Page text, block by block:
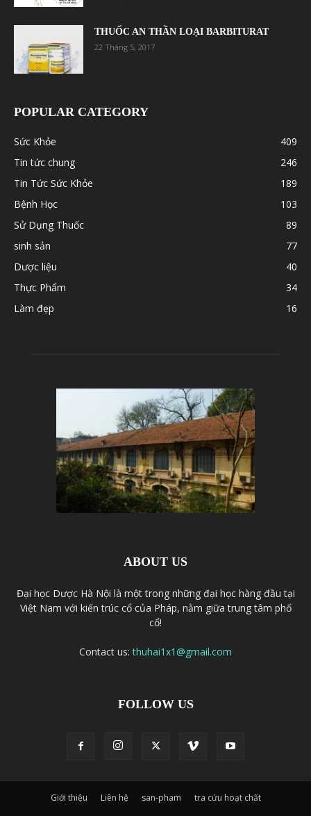
THUỐC AN THẦN LOẠI BARBITURAT
22 Tháng 5, 2017
POPULAR CATEGORY
Sức Khỏe
409
Tin tức chung
246
Tin Tức Sức Khỏe
189
Bệnh Học
103
Sử Dụng Thuốc
89
sinh sản
77
Dược liệu
40
Thực Phẩm
34
Làm đẹp
16
ABOUT US
Đại học Dược Hà Nội là một trong những đại học hàng đầu tại
Việt Nam với kiến trúc cổ của Pháp, nằm giữa trung tâm phố
cổ!
Contact us:thuhai1x1@gmail.com
FOLLOW US
Giới thiệu Liên hệ san-pham tra cứu hoạt chất